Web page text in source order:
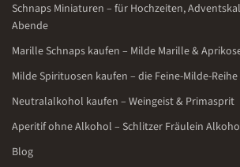
Schnaps Miniaturen – für Hochzeiten,
Abende
Marille Schnaps kaufen – Milde Marille &
Milde Spirituosen kaufen – die Feine-Milde-Reihe
Neutralalkohol kaufen – Weingeist & Primasprit
Aperitif ohne Alkohol – Schlitzer Fräulein
Blog